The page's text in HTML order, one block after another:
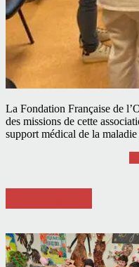
La Fondation Française de
des missions de cette
support médical de la maladie